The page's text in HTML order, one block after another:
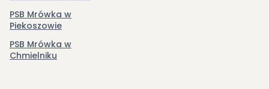
PSB Mrówka w
Piekoszowie
PSB Mrówka w
Chmielniku